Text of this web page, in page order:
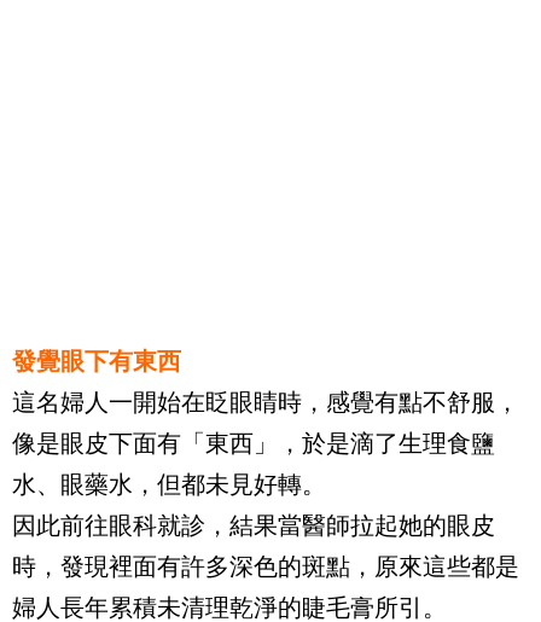
發覺眼下有東西
這名婦人一開始在眨眼睛時，感覺有點不舒服，
像是眼皮下面有「東西」，於是滴了生理食鹽
水、眼藥水，但都未見好轉。
因此前往眼科就診，結果當醫師拉起她的眼皮
時，發現裡面有許多深色的斑點，原來這些都是
婦人長年累積未清理乾淨的睫毛膏所引。